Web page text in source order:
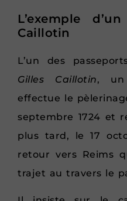
L’exemple
Caillotin
L’un des
Gilles Caillotin, un
effectue le
septembre 1724 et
plus tard, le 17
retour vers Reims
trajet au travers le